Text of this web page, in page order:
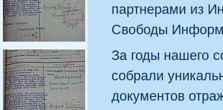
партнерами из
Свободы
За годы нашего
собрали
документов